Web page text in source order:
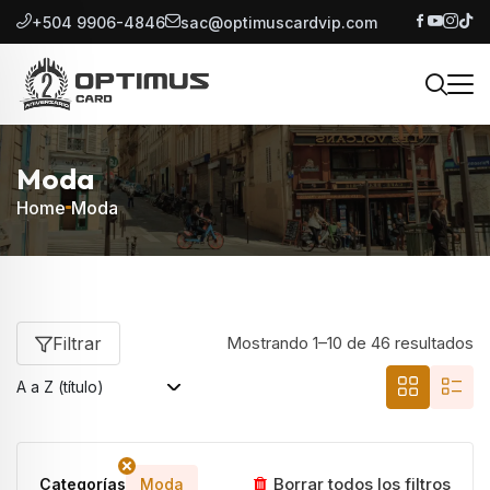
+504 9906-4846 sac@optimuscardvip.com
Moda
Home Moda
Filtrar Mostrando 1–10 de 46 resultados
Categorías Moda Borrar todos los filtros